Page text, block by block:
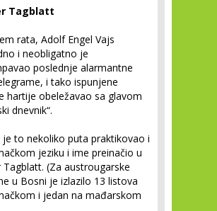
Tagblatt
rata, Adolf Engel Vajs
i neobligatno je
poslednje alarmantne
i tako ispunjene
hartije obeležavao sa glavom
dnevnik“.
je to nekoliko puta praktikovao i
jeziku i ime preinačio u
Tagblatt. (Za austrougarske
u Bosni je izlazilo 13 listova
i jedan na mađarskom